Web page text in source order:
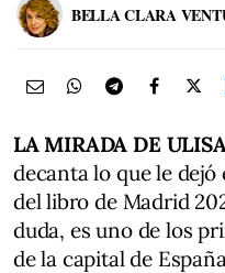
BELLA CLARA
LA MIRADA DE
decanta lo que le
del libro de Madrid
duda, es uno de los
de la capital de